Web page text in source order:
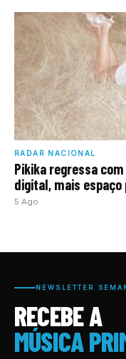
RADAR NACIONAL
Pikika regressa com
digital, mais
5 Ago
NEWSLETTER
RECEBE A
MÚSICA